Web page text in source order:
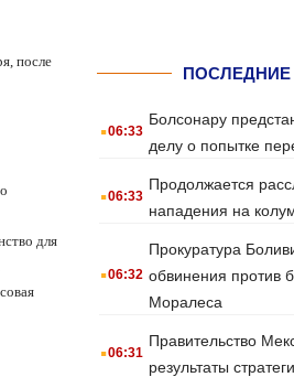
после
для
.06:33
Болсонару
делу о попытке
.06:33
Продолжается
нападения на
.06:32
Прокуратура
обвинения против
Моралеса
.06:31
Правительство
результаты